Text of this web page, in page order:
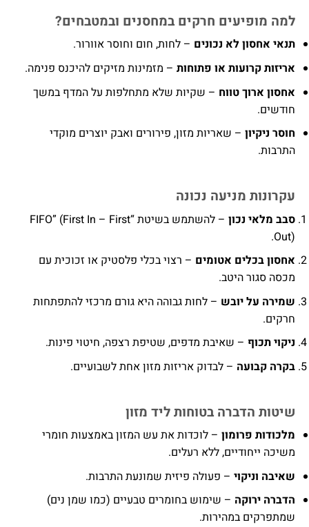
למה מופיעים חרקים במחסנים ובמטבחים?
תנאי אחסון לא נכונים – לחות, חום וחוסר אוורור.
אריזות קרועות או פתוחות – מזמינות מזיקים להיכנס פנימה.
אחסון ארוך טווח – שקיות שלא מתחלפות על המדף במשך
חודשים.
חוסר ניקיון – שאריות מזון, פירורים ואבק יוצרים מוקדי
התרבות.
עקרונות מניעה נכונה
סבב מלאי נכון
– להשתמש בשיטת “FIFO” (First In – First
Out).
אחסון בכלים אטומים – רצוי בכלי פלסטיק או זכוכית עם
מכסה סגור היטב.
שמירה על יובש – לחות גבוהה היא גורם מרכזי להתפתחות
חרקים.
ניקוי תכוף – שאיבת מדפים, שטיפת רצפה, חיטוי פינות.
בקרה קבועה – לבדוק אריזות מזון אחת לשבועיים.
שיטות הדברה בטוחות ליד מזון
מלכודות פרומון – לוכדות את עש המזון באמצעות חומרי
משיכה ייחודיים, ללא רעלים.
שאיבה וניקוי – פעולה פיזית שמונעת התרבות.
הדברה ירוקה – שימוש בחומרים טבעיים (כמו שמן נים)
שמתפרקים במהירות.